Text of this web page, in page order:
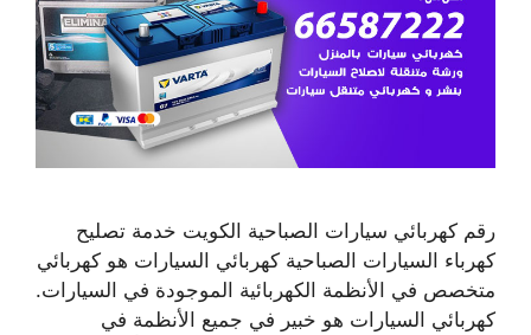
رقم كهربائي سيارات الصباحية الكويت خدمة تصليح
كهرباء السيارات الصباحية كهربائي السيارات هو كهربائي
متخصص في الأنظمة الكهربائية الموجودة في السيارات.
كهربائي السيارات هو خبير في جميع الأنظمة في